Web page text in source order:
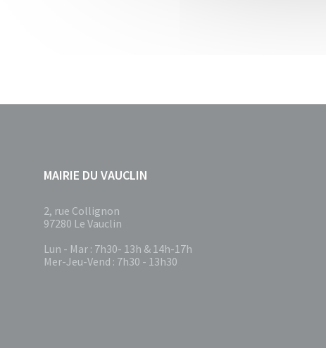
MAIRIE DU VAUCLIN
2, rue Collignon
97280 Le Vauclin
Lun - Mar : 7h30- 13h & 14h-17h
Mer-Jeu-Vend : 7h30 - 13h30